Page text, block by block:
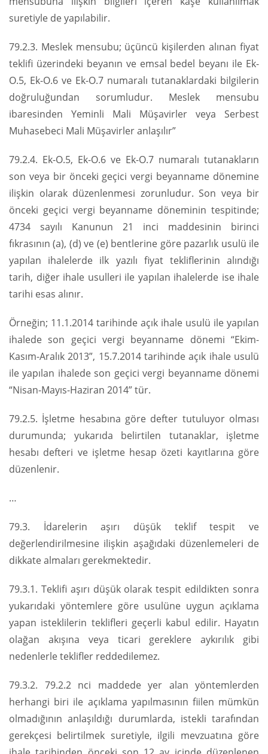
suretiyle de yapılabilir.
79.2.3. Meslek mensubu; üçüncü kişilerden alınan fiyat
teklifi üzerindeki beyanın ve emsal bedel beyanı ile Ek-
O.5, Ek-O.6 ve Ek-O.7 numaralı tutanaklardaki bilgilerin
doğruluğundan sorumludur. Meslek mensubu
ibaresinden Yeminli Mali Müşavirler veya Serbest
Muhasebeci Mali Müşavirler anlaşılır”
79.2.4. Ek-O.5, Ek-O.6 ve Ek-O.7 numaralı tutanakların
son veya bir önceki geçici vergi beyanname dönemine
ilişkin olarak düzenlenmesi zorunludur. Son veya bir
önceki geçici vergi beyanname döneminin tespitinde;
4734 sayılı Kanunun 21 inci maddesinin birinci
fıkrasının (a), (d) ve (e) bentlerine göre pazarlık usulü ile
yapılan ihalelerde ilk yazılı fiyat tekliflerinin alındığı
tarih, diğer ihale usulleri ile yapılan ihalelerde ise ihale
tarihi esas alınır.
Örneğin; 11.1.2014 tarihinde açık ihale usulü ile yapılan
ihalede son geçici vergi beyanname dönemi “Ekim-
Kasım-Aralık 2013”, 15.7.2014 tarihinde açık ihale usulü
ile yapılan ihalede son geçici vergi beyanname dönemi
“Nisan-Mayıs-Haziran 2014” tür.
79.2.5. İşletme hesabına göre defter tutuluyor olması
durumunda; yukarıda belirtilen tutanaklar, işletme
hesabı defteri ve işletme hesap özeti kayıtlarına göre
düzenlenir.
…
79.3. İdarelerin aşırı düşük teklif tespit ve
değerlendirilmesine ilişkin aşağıdaki düzenlemeleri de
dikkate almaları gerekmektedir.
79.3.1. Teklifi aşırı düşük olarak tespit edildikten sonra
yukarıdaki yöntemlere göre usulüne uygun açıklama
yapan isteklilerin teklifleri geçerli kabul edilir. Hayatın
olağan akışına veya ticari gereklere aykırılık gibi
nedenlerle teklifler reddedilemez.
79.3.2. 79.2.2 nci maddede yer alan yöntemlerden
herhangi biri ile açıklama yapılmasının fiilen mümkün
olmadığının anlaşıldığı durumlarda, istekli tarafından
gerekçesi belirtilmek suretiyle, ilgili mevzuatına göre